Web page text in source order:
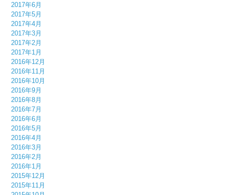
2017年6月
2017年5月
2017年4月
2017年3月
2017年2月
2017年1月
2016年12月
2016年11月
2016年10月
2016年9月
2016年8月
2016年7月
2016年6月
2016年5月
2016年4月
2016年3月
2016年2月
2016年1月
2015年12月
2015年11月